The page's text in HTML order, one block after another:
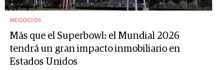
NEGOCIOS
Más que el Superbowl: el Mundial 2026
tendrá un gran impacto inmobiliario en
Estados Unidos